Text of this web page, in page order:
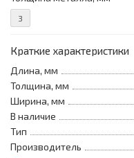
3
Краткие характеристики
Длина, мм
Толщина, мм
Ширина, мм
В наличие
Тип
Производитель